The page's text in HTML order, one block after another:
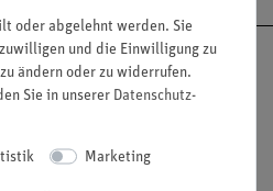
oder abgelehnt werden. Sie
und die Einwilligung zu
ändern oder zu widerrufen.
Sie in unserer Daten­schutz­
Marketing